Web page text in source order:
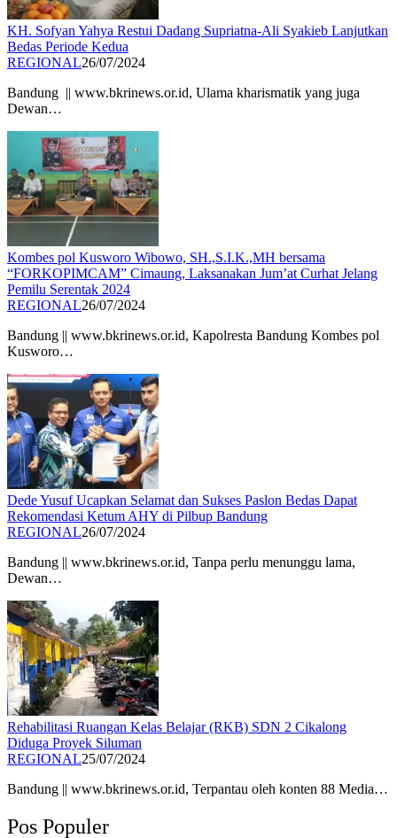
KH. Sofyan Yahya Restui Dadang Supriatna-Ali Syakieb Lanjutkan
Bedas Periode Kedua
REGIONAL26/07/2024
Bandung || www.bkrinews.or.id, Ulama kharismatik yang juga
Dewan…
Kombes pol Kusworo Wibowo, SH.,S.I.K.,MH bersama
“FORKOPIMCAM” Cimaung, Laksanakan Jum’at Curhat Jelang
Pemilu Serentak 2024
REGIONAL26/07/2024
Bandung || www.bkrinews.or.id, Kapolresta Bandung Kombes pol
Kusworo…
Dede Yusuf Ucapkan Selamat dan Sukses Paslon Bedas Dapat
Rekomendasi Ketum AHY di Pilbup Bandung
REGIONAL26/07/2024
Bandung || www.bkrinews.or.id, Tanpa perlu menunggu lama,
Dewan…
Rehabilitasi Ruangan Kelas Belajar (RKB) SDN 2 Cikalong
Diduga Proyek Siluman
REGIONAL25/07/2024
Bandung || www.bkrinews.or.id, Terpantau oleh konten 88 Media…
Pos Populer